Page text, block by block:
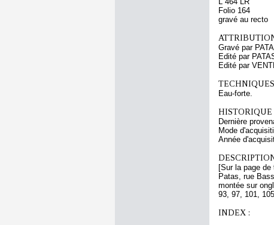
Folio 164
gravé au recto
Gravé par
Edité par
Edité par
Eau-forte.
HISTORIQUE
Dernière
Mode
Année
[Sur la page
Patas, rue
montée sur
93, 97, 101,
INDEX :